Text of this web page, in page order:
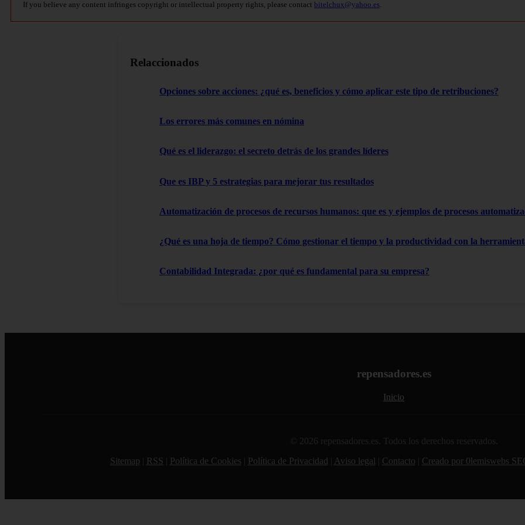
If you believe any content infringes copyright or intellectual property rights, please contact bitelchux@yahoo.es.
Relaccionados
Opciones sobre acciones: ¿qué es, beneficios y cómo aplicar este tipo de retribuciones?
Los errores más comunes en nómina
Qué es el liderazgo: el secreto detrás de los grandes líderes
Que es IBP y 5 estrategias para mejorar tus resultados
Automatización de procesos de recursos humanos: que es y ejemplos de procesos
¿Qué es una hoja de tiempo? Cómo gestionar el tiempo y la productividad con la
Contabilidad Integrada: ¿por qué es fundamental para su empresa?
repensadores.es
Inicio
© 2026 repensadores.es. Todos los derechos reservados.
Sitemap
RSS Política de Cookies Política de Privacidad Aviso legal Contacto Creado por 0lemiswebs